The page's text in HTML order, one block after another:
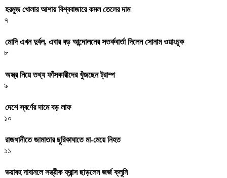
হরমুজ খোলার আশায় বিশ্ববাজারে কমল তেলের দাম
৭
মোদি এখন দুর্বল, এবার বড় আন্দোলনের সতর্কবার্তা দিলেন সোনাম ওয়াংচুক
৮
অস্ত্র নিয়ে তথ্য ফাঁসকারীদের খুঁজছেন ট্রাম্প
৯
দেশে স্বর্ণের দামে বড় লাফ
১০
রাজধানীতে জামাতার ছুরিকাঘাতে মা-মেয়ে নিহত
১১
ভয়াবহ দাবানলে সস্ত্রীক ফ্রান্স ছাড়লেন জর্জ ক্লুনি